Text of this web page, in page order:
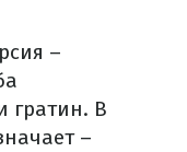
–
гратин. В
–